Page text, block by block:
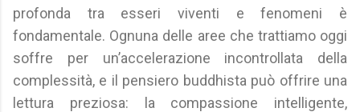
profonda tra esseri viventi e fenomeni è
fondamentale. Ognuna delle aree che trattiamo oggi
soffre per un’accelerazione incontrollata della
complessità, e il pensiero buddhista può offrire una
lettura preziosa: la compassione intelligente,